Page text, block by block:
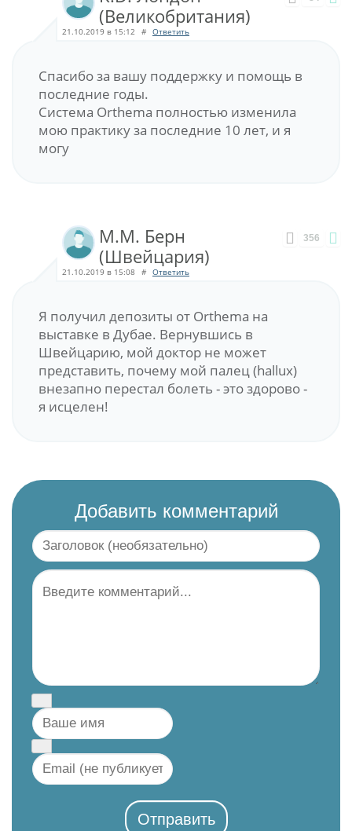
(Великобритания)
21.10.2019 в 15:12 # Ответить
Спасибо за вашу поддержку и помощь в
последние годы.
Система Orthema полностью изменила
мою практику за последние 10 лет, и я
могу
356
M.M. Берн
(Швейцария)
21.10.2019 в 15:08 # Ответить
Я получил депозиты от Orthema на
выставке в Дубае. Вернувшись в
Швейцарию, мой доктор не может
представить, почему мой палец (hallux)
внезапно перестал болеть - это здорово -
я исцелен!
Добавить комментарий
Отправить